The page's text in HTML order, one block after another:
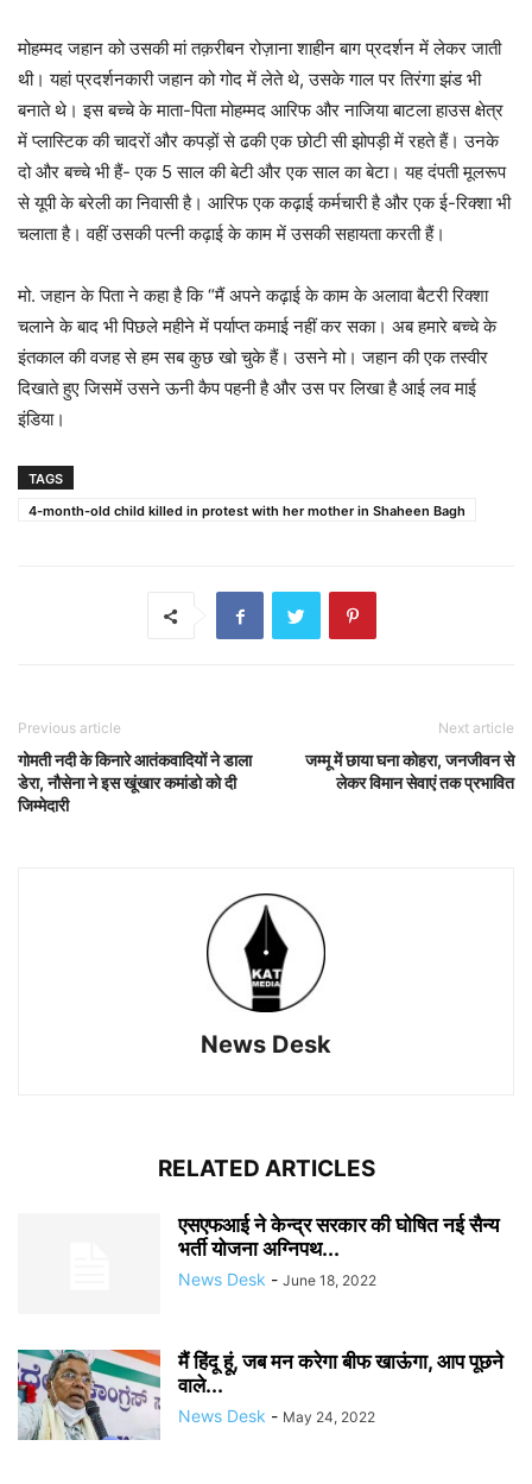
मोहम्‍मद जहान को उसकी मां तक़रीबन रोज़ाना शाहीन बाग प्रदर्शन में लेकर जाती
थी। यहां प्रदर्शनकारी जहान को गोद में लेते थे, उसके गाल पर तिरंगा झंड भी
बनाते थे। इस बच्‍चे के माता-पिता मोहम्मद आरिफ और नाजिया बाटला हाउस क्षेत्र
में प्लास्टिक की चादरों और कपड़ों से ढकी एक छोटी सी झोपड़ी में रहते हैं। उनके
दो और बच्चे भी हैं- एक 5 साल की बेटी और एक साल का बेटा। यह दंपती मूलरूप
से यूपी के बरेली का निवासी है। आरिफ एक कढ़ाई कर्मचारी है और एक ई-रिक्शा भी
चलाता है। वहीं उसकी पत्नी कढ़ाई के काम में उसकी सहायता करती हैं।
मो. जहान के पिता ने कहा है कि “मैं अपने कढ़ाई के काम के अलावा बैटरी रिक्शा
चलाने के बाद भी पिछले महीने में पर्याप्त कमाई नहीं कर सका। अब हमारे बच्चे के
इंतकाल की वजह से हम सब कुछ खो चुके हैं। उसने मो। जहान की एक तस्‍वीर
दिखाते हुए जिसमें उसने ऊनी कैप पहनी है और उस पर लिखा है आई लव माई
इंडिया।
TAGS
4-month-old child killed in protest with her mother in Shaheen Bagh
Previous article
गोमती नदी के किनारे आतंकवादियों ने डाला
डेरा, नौसेना ने इस खूंखार कमांडो को दी
जिम्मेदारी
Next article
जम्मू में छाया घना कोहरा, जनजीवन से
लेकर विमान सेवाएं तक प्रभावित
News Desk
RELATED ARTICLES
एसएफआई ने केन्द्र सरकार की घोषित नई सैन्य
भर्ती योजना अग्निपथ...
News Desk - June 18, 2022
मैं हिंदू हूं, जब मन करेगा बीफ खाऊंगा, आप पूछने
वाले...
News Desk - May 24, 2022